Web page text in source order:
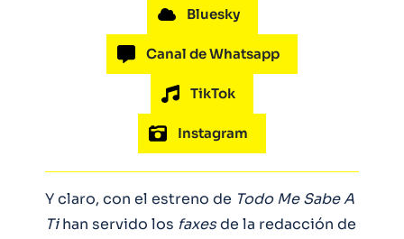
Bluesky
Canal de Whatsapp
TikTok
Instagram
Y claro, con el estreno de Todo Me Sabe A
Tihan servido los faxesde la redacción de